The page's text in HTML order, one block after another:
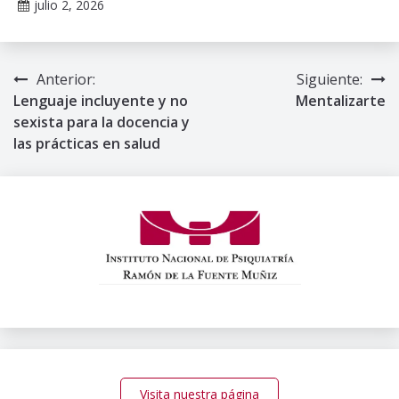
julio 2, 2026
Gallardo
Navegación
de
entradas
Anterior:
Lenguaje incluyente y no
sexista para la docencia y
las prácticas en salud
Siguiente:
Mentalizarte
Visita nuestra página